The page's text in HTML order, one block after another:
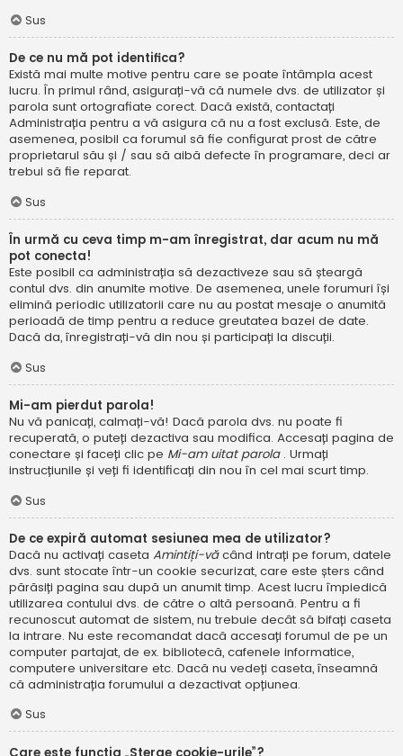
Sus
De ce nu mă pot identifica?
Există mai multe motive pentru care se poate întâmpla acest
lucru. În primul rând, asigurați-vă că numele dvs. de utilizator și
parola sunt ortografiate corect. Dacă există, contactați
Administrația pentru a vă asigura că nu a fost exclusă. Este, de
asemenea, posibil ca forumul să fie configurat prost de către
proprietarul său și / sau să aibă defecte în programare, deci ar
trebui să fie reparat.
Sus
În urmă cu ceva timp m-am înregistrat, dar acum nu mă
pot conecta!
Este posibil ca administrația să dezactiveze sau să șteargă
contul dvs. din anumite motive. De asemenea, unele forumuri își
elimină periodic utilizatorii care nu au postat mesaje o anumită
perioadă de timp pentru a reduce greutatea bazei de date.
Dacă da, înregistrați-vă din nou și participați la discuții.
Sus
Mi-am pierdut parola!
Nu vă panicați, calmați-vă! Dacă parola dvs. nu poate fi
recuperată, o puteți dezactiva sau modifica. Accesați pagina de
conectare și faceți clic pe Mi-am uitat parola . Urmați
instrucțiunile și veți fi identificați din nou în cel mai scurt timp.
Sus
De ce expiră automat sesiunea mea de utilizator?
Dacă nu activați caseta Amintiți-văcând intrați pe forum, datele
dvs. sunt stocate într-un cookie securizat, care este șters când
părăsiți pagina sau după un anumit timp. Acest lucru împiedică
utilizarea contului dvs. de către o altă persoană. Pentru a fi
recunoscut automat de sistem, nu trebuie decât să bifați caseta
la intrare. Nu este recomandat dacă accesați forumul de pe un
computer partajat, de ex. bibliotecă, cafenele informatice,
computere universitare etc. Dacă nu vedeți caseta, înseamnă
că administrația forumului a dezactivat opțiunea.
Sus
Care este funcția „Șterge cookie-urile”?